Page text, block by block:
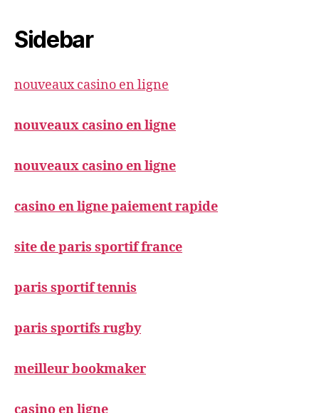
Sidebar
nouveaux casino en ligne
nouveaux casino en ligne
nouveaux casino en ligne
casino en ligne paiement rapide
site de paris sportif france
paris sportif tennis
paris sportifs rugby
meilleur bookmaker